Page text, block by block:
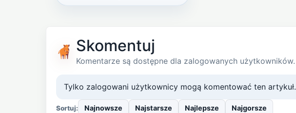
Skomentuj
Komentarze są dostępne dla zalogowanych użytkowników.
Tylko zalogowani użytkownicy mogą komentować ten artykuł.
Sortuj: Najnowsze Najstarsze Najlepsze Najgorsze